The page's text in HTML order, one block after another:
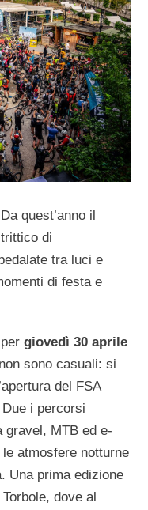
quest’anno il
di
tra luci e
di festa e
pergiovedì 30 aprile
sono casuali: si
del FSA
i percorsi
gravel, MTB ed e-
atmosfere notturne
Una prima edizione
dove al